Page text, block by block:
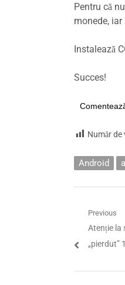
Pentru că
monede,
Instalează
Succes!
Număr de
Android
Navigare
Previous
Previous
post:
Atenție la
„pierdut”